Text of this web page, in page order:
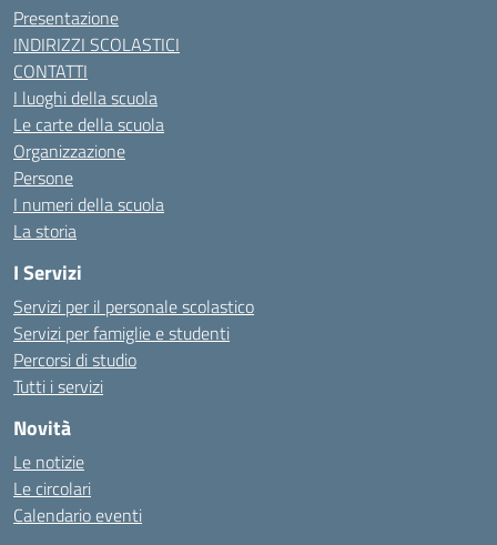
Presentazione
INDIRIZZI SCOLASTICI
CONTATTI
I luoghi della scuola
Le carte della scuola
Organizzazione
Persone
I numeri della scuola
La storia
I Servizi
Servizi per il personale scolastico
Servizi per famiglie e studenti
Percorsi di studio
Tutti i servizi
Novità
Le notizie
Le circolari
Calendario eventi